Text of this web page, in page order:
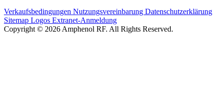
Verkaufsbedingungen Nutzungsvereinbarung Datenschutzerklärung
Sitemap Logos Extranet-Anmeldung
Copyright © 2026 Amphenol RF. All Rights Reserved.